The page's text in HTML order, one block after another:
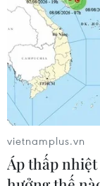
24/07/2026 15:01
Ra mắt Mạng
đầu tiên tại
24/07/2026 00:15
Trại hè Việt
vietnamplus.vn
Áp thấp nhiệt